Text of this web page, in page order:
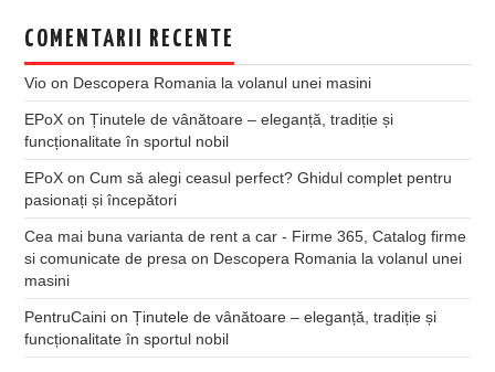
COMENTARII RECENTE
Vio on Descopera Romania la volanul unei masini
EPoX onȚinutele de vânătoare – eleganță, tradiție și
funcționalitate în sportul nobil
EPoX onCum să alegi ceasul perfect? Ghidul complet pentru
pasionați și începători
Cea mai buna varianta de rent a car - Firme 365, Catalog firme
si comunicate de presa on Descopera Romania la volanul unei
masini
PentruCaini onȚinutele de vânătoare – eleganță, tradiție și
funcționalitate în sportul nobil